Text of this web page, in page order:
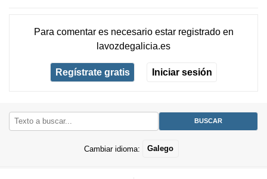
Para comentar es necesario estar registradoen
lavozdegalicia.es
Regístrate gratis Iniciar sesión
Cambiar idioma: Galego